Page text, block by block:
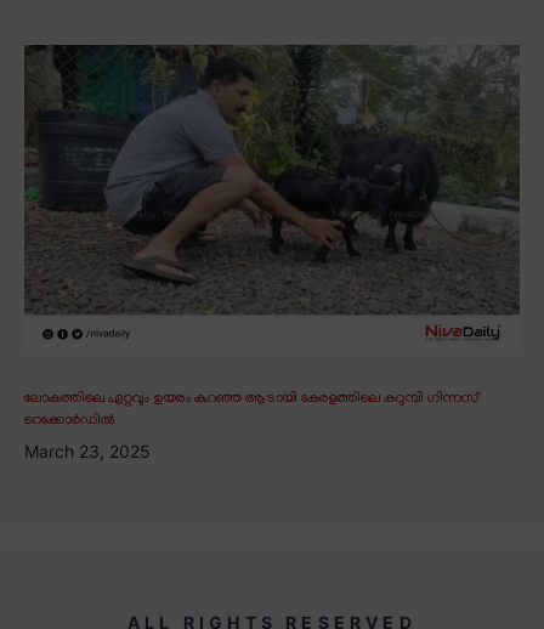
ലോകത്തിലെ ഏറ്റവും ഉയരം കുറഞ്ഞ ആടായി കേരളത്തിലെ കറുമ്പി ഗിന്നസ്
റെക്കോർഡിൽ
March 23, 2025
ALL RIGHTS RESERVED